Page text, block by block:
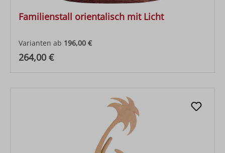
Familienstall orientalisch mit Licht
Varianten ab 196,00 €
Regulärer Preis:
264,00 €